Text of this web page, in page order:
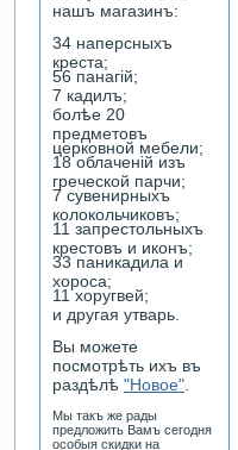
нашъ магазинъ:
34 наперсныхъ
креста;
56 панагiй;
7 кадилъ;
болѣе 20
предметовъ
церковной мебели;
18 облаченiй изъ
греческой парчи;
7 сувенирныхъ
колокольчиковъ;
11 запрестольныхъ
крестовъ и иконъ;
33 паникадила и
хороса;
11 хоругвей;
и другая утварь.
Вы можете
посмотрѣть ихъ въ
раздѣлѣ "Новое"
Мы такъ же рады
предложить Вамъ сегодня
особыя скидки на